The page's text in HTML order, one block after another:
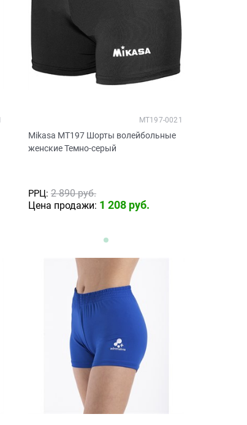
Mikasa MT197 Шорты волейбольные
женские Темно-серый
MT197-0021
РРЦ: 2 890 руб.
Цена продажи: 1 208 руб.